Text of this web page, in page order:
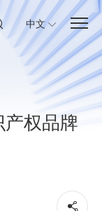
中文
产权品牌